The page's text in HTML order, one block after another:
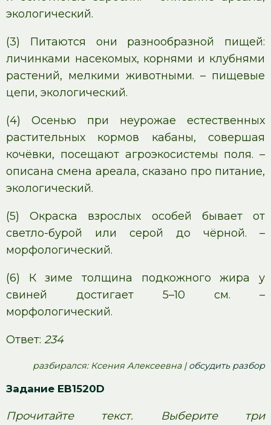
экологический.
(3) Питаются они разнообразной пищей:
личинками насекомых, корнями и клубнями
растений, мелкими животными. – пищевые
цепи, экологический.
(4) Осенью при неурожае естественных
растительных кормов кабаны, совершая
кочёвки, посещают агроэкосистемы поля. –
описана смена ареала, сказано про питание,
экологический.
(5) Окраска взрослых особей бывает от
светло-бурой или серой до чёрной. –
морфологический.
(6) К зиме толщина подкожного жира у
свиней достигает 5–10 см. –
морфологический.
Ответ: 234
pазбирался: Ксения Алексеевна |обсудить разбор
Задание EB1520D
Прочитайте текст. Выберите три